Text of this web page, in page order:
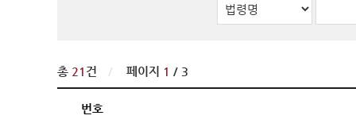
판례
총 21 건 / 페이지 1 / 3
번호